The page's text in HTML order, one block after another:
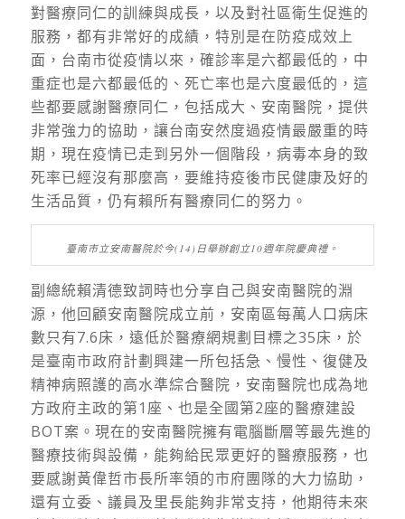
對醫療同仁的訓練與成長，以及對社區衛生促進的
服務，都有非常好的成績，特別是在防疫成效上
面，台南市從疫情以來，確診率是六都最低的，中
重症也是六都最低的、死亡率也是六度最低的，這
些都要感謝醫療同仁，包括成大、安南醫院，提供
非常強力的協助，讓台南安然度過疫情最嚴重的時
期，現在疫情已走到另外一個階段，病毒本身的致
死率已經沒有那麼高，要維持疫後市民健康及好的
生活品質，仍有賴所有醫療同仁的努力。
臺南市立安南醫院於今(14)日舉辦創立10週年院慶典禮。
副總統賴清德致詞時也分享自己與安南醫院的淵
源，他回顧安南醫院成立前，安南區每萬人口病床
數只有7.6床，遠低於醫療網規劃目標之35床，於
是臺南市政府計劃興建一所包括急、慢性、復健及
精神病照護的高水準綜合醫院，安南醫院也成為地
方政府主政的第1座、也是全國第2座的醫療建設
BOT案。現在的安南醫院擁有電腦斷層等最先進的
醫療技術與設備，能夠給民眾更好的醫療服務，也
要感謝黃偉哲市長所率領的市府團隊的大力協助，
還有立委、議員及里長能夠非常支持，他期待未來